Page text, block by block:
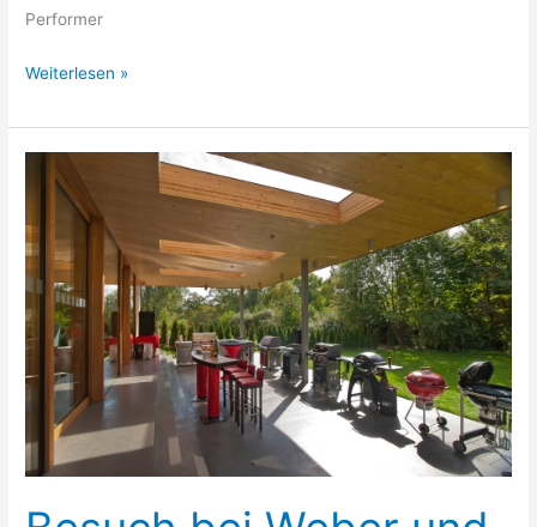
Performer
Weber
Weiterlesen »